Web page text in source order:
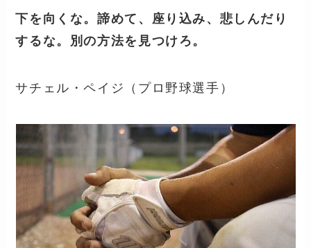
下を向くな。諦めて、座り込み、悲しんだり
するな。別の方法を見つけろ。
サチェル・ペイジ（プロ野球選手）